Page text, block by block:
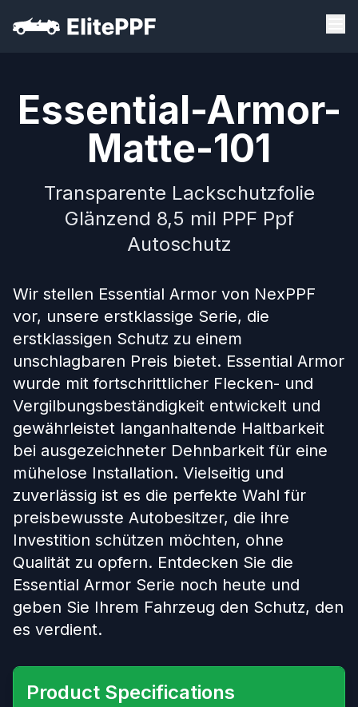
Essential-Armor-
Matte-101
Transparente Lackschutzfolie
Glänzend 8,5 mil PPF Ppf
Autoschutz
Wir stellen Essential Armor von NexPPF
vor, unsere erstklassige Serie, die
erstklassigen Schutz zu einem
unschlagbaren Preis bietet. Essential Armor
wurde mit fortschrittlicher Flecken- und
Vergilbungsbeständigkeit entwickelt und
gewährleistet langanhaltende Haltbarkeit
bei ausgezeichneter Dehnbarkeit für eine
mühelose Installation. Vielseitig und
zuverlässig ist es die perfekte Wahl für
preisbewusste Autobesitzer, die ihre
Investition schützen möchten, ohne
Qualität zu opfern. Entdecken Sie die
Essential Armor Serie noch heute und
geben Sie Ihrem Fahrzeug den Schutz, den
es verdient.
Product Specifications